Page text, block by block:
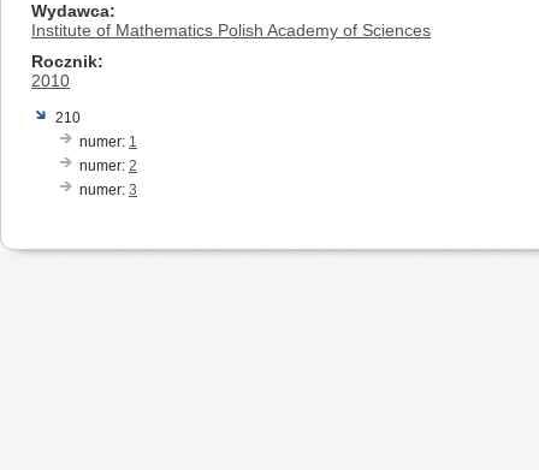
Wydawca
Institute of Mathematics Polish Academy of Sciences
Rocznik
2010
210
numer: 1
numer: 2
numer: 3